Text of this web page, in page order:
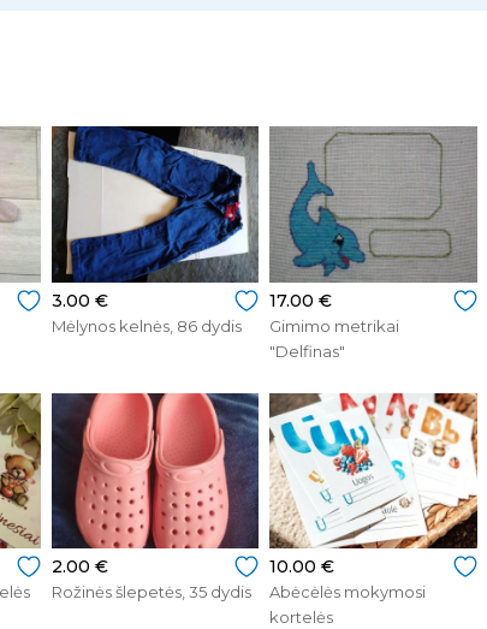
3.00 €
Mėlynos kelnės, 86 dydis
17.00 €
Gimimo metrikai
"Delfinas"
2.00 €
Rožinės šlepetės, 35 dydis
10.00 €
Abėcėlės mokymosi
kortelės